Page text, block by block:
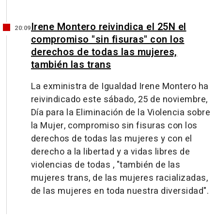
20:09Irene Montero reivindica el 25N el
compromiso "sin fisuras" con los
derechos de todas las mujeres,
también las trans
La exministra de Igualdad Irene Montero ha
reivindicado este sábado, 25 de noviembre,
Día para la Eliminación de la Violencia sobre
la Mujer, compromiso sin fisuras con los
derechos de todas las mujeres y con el
derecho a la libertad y a vidas libres de
violencias de todas , "también de las
mujeres trans, de las mujeres racializadas,
de las mujeres en toda nuestra diversidad".